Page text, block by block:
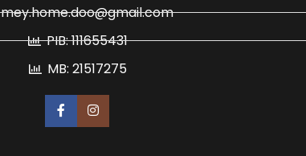
mey.home.doo@gmail.com
PIB: 111655431
MB: 21517275